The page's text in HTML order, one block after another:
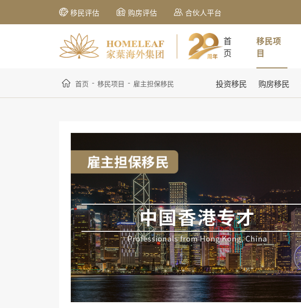
移民评估 购房评估 合伙人平台
首
页
移民项
目
投资移民 购房移民
首页 - 移民项目 - 雇主担保移民